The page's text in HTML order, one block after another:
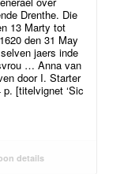
Drenthe. Die
13 Marty tot
den 31 May
jaers inde
… Anna van
door I. Starter
[titelvignet ‘Sic
details